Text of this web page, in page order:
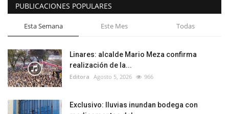
PUBLICACIONES POPULARES
Esta Semana Este Mes Todas
Linares: alcalde Mario Meza confirma
realización de la...
Editora Agosto 5, 2026 966
Exclusivo: lluvias inundan bodega con